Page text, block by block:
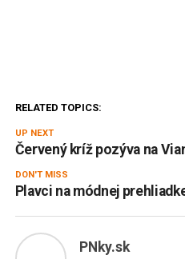
RELATED TOPICS:
UP NEXT
Červený kríž pozýva na
DON'T MISS
Plavci na módnej
PNky.sk